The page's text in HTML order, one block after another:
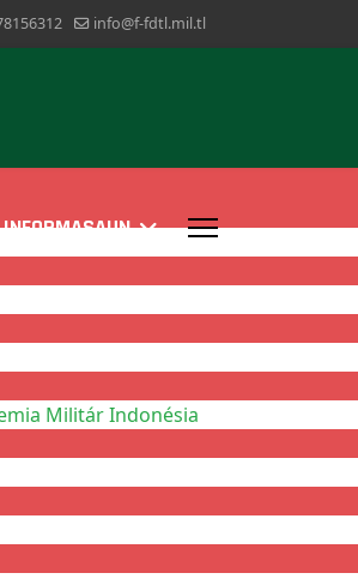
info@f-fdtl.mil.tl
INFORMASAUN
Militár Indonésia